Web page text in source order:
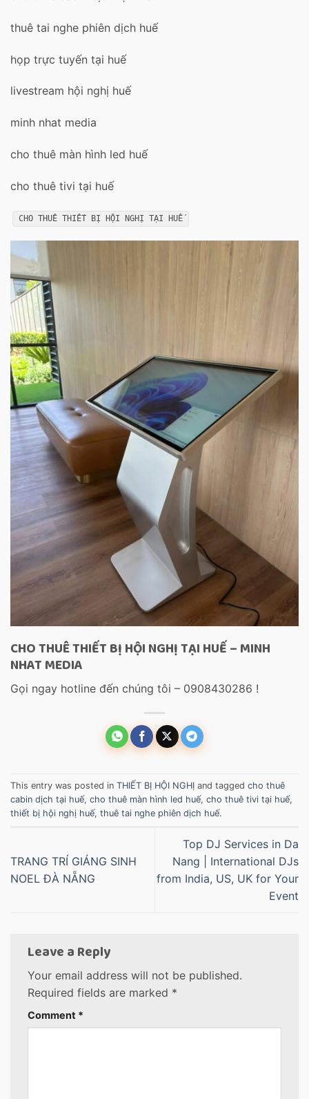
thuê tai nghe phiên dịch huế
họp trực tuyến tại huế
livestream hội nghị huế
minh nhat media
cho thuê màn hình led huế
cho thuê tivi tại huế
CHO THUÊ THIẾT BỊ HỘI NGHỊ TẠI HUẾ
CHO THUÊ THIẾT BỊ HỘI NGHỊ TẠI HUẾ – MINH
NHAT MEDIA
Gọi ngay hotline đến chúng tôi – 0908430286 !
This entry was posted in THIẾT BỊ HỘI NGHỊ and tagged cho thuê
cabin dịch tại huế, cho thuê màn hình led huế, cho thuê tivi tại huế,
thiết bị hội nghị huế, thuê tai nghe phiên dịch huế.
TRANG TRÍ GIÁNG SINH
NOEL ĐÀ NẴNG
Top DJ Services in Da
Nang | International DJs
from India, US, UK for Your
Event
Leave a Reply
Your email address will not be published.
Required fields are marked *
Comment *